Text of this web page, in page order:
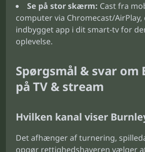
Se på stor skærm: Cast fra
computer via Chromecast/
indbygget app i dit smart-tv for
oplevelse.
Spørgsmål & svar om
på TV & stream
Hvilken kanal viser
Det afhænger af turnering,
opgør rettighedshaveren vælger